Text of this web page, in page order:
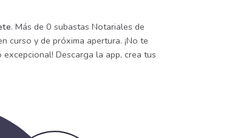
. Más de 0 subastas Notariales de
curso y de próxima apertura. ¡No te
Descarga la app, crea tus